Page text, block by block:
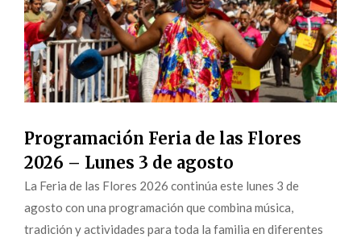
Programación Feria de las Flores
2026 – Lunes 3 de agosto
La Feria de las Flores 2026 continúa este lunes 3 de
agosto con una programación que combina música,
tradición y actividades para toda la familia en diferentes